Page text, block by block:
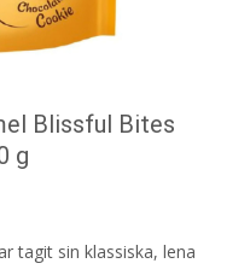
Blissful Bites
g
tagit sin klassiska, lena